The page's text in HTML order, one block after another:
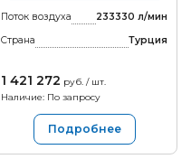
Поток воздуха
233330 л/мин
Страна
Турция
1 421 272 руб. / шт.
Наличие: По запросу
Подробнее